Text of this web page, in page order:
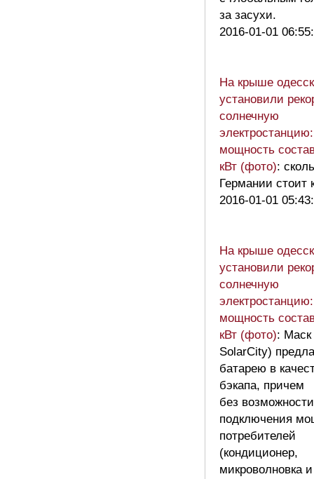
за засухи.
2016-01-01
На крыше
установили
солнечную
мощность
кВт (фото):
Германии стоит
2016-01-01
На крыше
установили
солнечную
мощность
кВт (фото): Маск
SolarCity)
батарею в
бэкапа, причем
без возможности
подключения
потребителей
(кондиционер,
микроволновка